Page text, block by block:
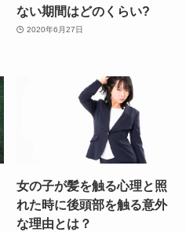
ない期間はどのくらい?
2020年6月27日
女の子が髪を触る心理と照
れた時に後頭部を触る意外
な理由とは？